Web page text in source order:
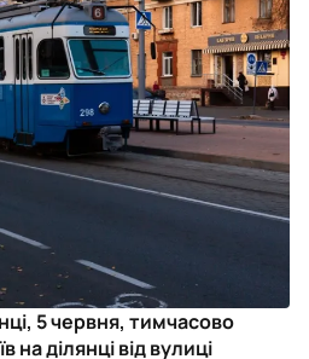
5 червня, тимчасово
на ділянці від вулиці